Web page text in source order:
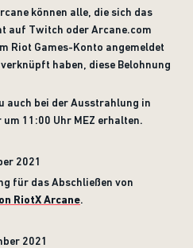
können alle, die sich das
auf Twitch oder Arcane.com
Riot Games-Konto angemeldet
haben, diese Belohnung
auch bei der Ausstrahlung in
11:00 Uhr MEZ erhalten.
2021
für das Abschließen von
RiotX Arcane.
2021